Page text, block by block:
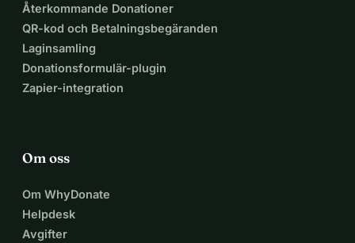
Återkommande Donationer
QR-kod och Betalningsbegäranden
Laginsamling
Donationsformulär-plugin
Zapier-integration
Om oss
Om WhyDonate
Helpdesk
Avgifter